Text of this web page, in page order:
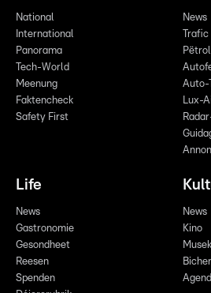
National
International
Panorama
Tech-World
Meenung
Faktencheck
Safety First
News
Trafic
Auto-
Lux-
Life
News
Gastronomie
Gesondheet
Reesen
Spenden
News
Kino
Musek
Bicher